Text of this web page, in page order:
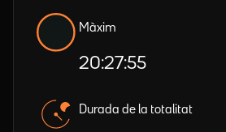
Màxim
20:27:55
Durada de la totalitat